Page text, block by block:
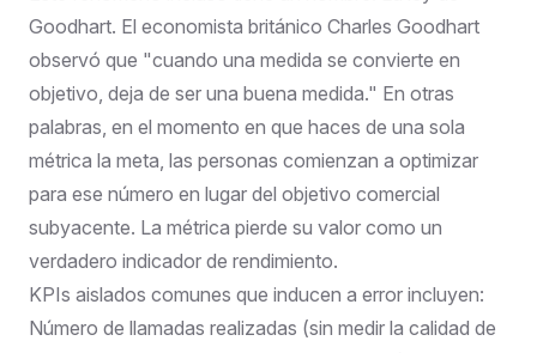
Goodhart. El economista británico Charles Goodhart
observó que "cuando una medida se convierte en
objetivo, deja de ser una buena medida." En otras
palabras, en el momento en que haces de una sola
métrica la meta, las personas comienzan a optimizar
para ese número en lugar del objetivo comercial
subyacente. La métrica pierde su valor como un
verdadero indicador de rendimiento.
KPIs aislados comunes que inducen a error incluyen:
Número de llamadas realizadas (sin medir la calidad de